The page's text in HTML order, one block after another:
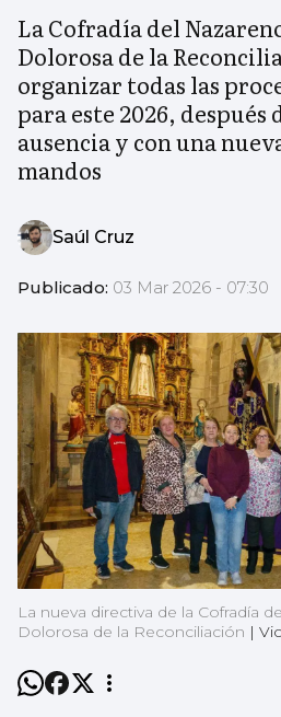
La Cofradía del
Dolorosa de la
organizar todas las
para este 2026, después
ausencia y con una
mandos
Saúl Cruz
Publicado: 03 Mar 2026 - 07:30
La nueva directiva de la Cofradía
Dolorosa de la Reconciliación |